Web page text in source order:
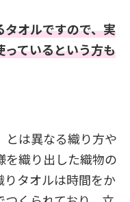
オルですので、実
ているという方も
とは異なる織り方や
を織り出した織物の
りタオルは時間をか